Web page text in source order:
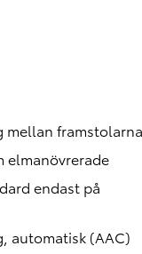
mellan framstolarna
elmanövrerade
endast på
automatisk (AAC)